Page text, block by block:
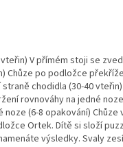
V přímém stoji se
Chůze po podložce
chodidla (30-40
rovnováhy na jedné
(6-8 opakování)
Ortek. Dítě si složí
výsledky. Svaly